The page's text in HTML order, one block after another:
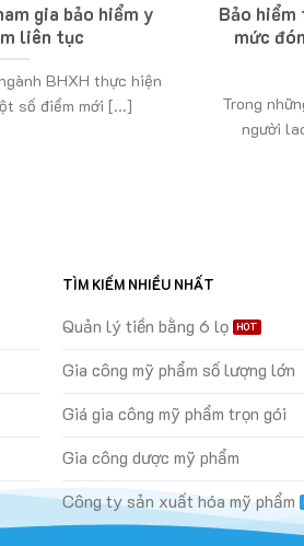
gia bảo hiểm y
liên tục
BHXH thực hiện
số điểm mới [...]
Bảo hiểm
mức
Trong
người
TÌM KIẾM NHIỀU NHẤT
Quản lý tiền bằng 6 lọ
Gia công mỹ phẩm số lượng lớn
Giá gia công mỹ phẩm trọn gói
Gia công dược mỹ phẩm
Công ty sản xuất hóa mỹ phẩm